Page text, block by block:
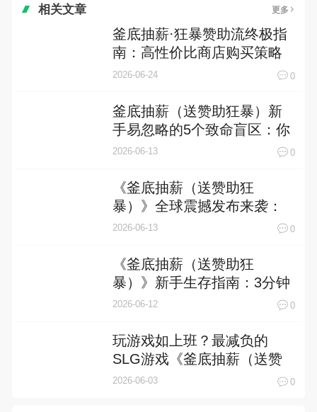
相关文章 更多
釜底抽薪·狂暴赞助流终极指
南：高性价比商店购买策略
与资源分配逻辑
2026-06-24 0
釜底抽薪（送赞助狂暴）新
手易忽略的5个致命盲区：你
以为在“送赞助”，其实已在崩
2026-06-13 0
《釜底抽薪（送赞助狂
暴）》全球震撼发布来袭：
一场颠覆MOBA竞技逻辑的
2026-06-13 0
《釜底抽薪（送赞助狂
暴）》新手生存指南：3分钟
看懂核心机制，7天从“送赞
2026-06-12 0
玩游戏如上班？最减负的
SLG游戏《釜底抽薪（送赞
助狂暴）》你玩了吗？
2026-06-03 0